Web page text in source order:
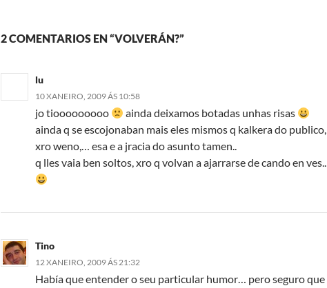
2 COMENTARIOS EN “VOLVERÁN?”
lu
10 XANEIRO, 2009 ÁS 10:58
jo tiooooooooo
ainda deixamos botadas unhas risas
ainda q se escojonaban mais eles mismos q kalkera do publico,
xro weno,… esa e a jracia do asunto tamen..
q lles vaia ben soltos, xro q volvan a ajarrarse de cando en ves..
Tino
12 XANEIRO, 2009 ÁS 21:32
Había que entender o seu particular humor… pero seguro que